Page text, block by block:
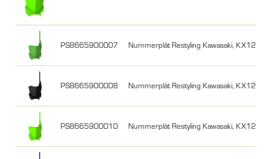
PS8665900007 Nummerplåt Restyling Kawasaki,
PS8665900008 Nummerplåt Restyling Kawasaki,
PS8665900010 Nummerplåt Restyling Kawasaki,